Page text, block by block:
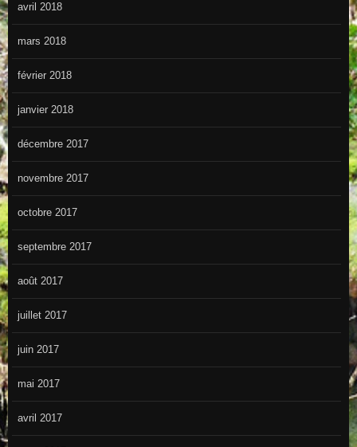
avril 2018
mars 2018
février 2018
janvier 2018
décembre 2017
novembre 2017
octobre 2017
septembre 2017
août 2017
juillet 2017
juin 2017
mai 2017
avril 2017